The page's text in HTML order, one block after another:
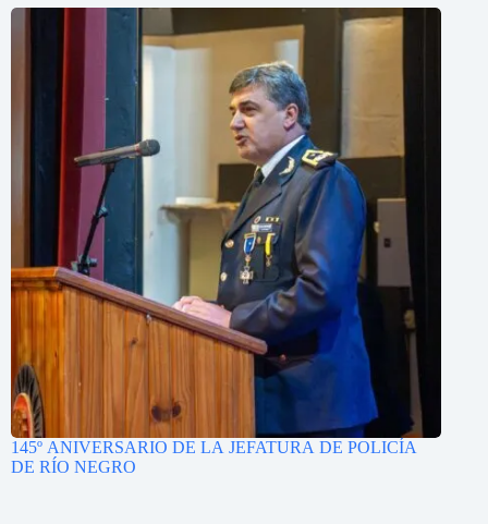
145º ANIVERSARIO DE LA JEFATURA DE POLICÍA
DE RÍO NEGRO